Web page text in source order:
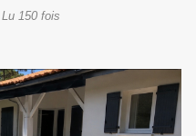
150 fois